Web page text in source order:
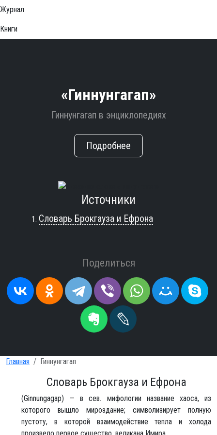
Журнал
Книги
«Гиннунгагап»
Гиннунгагап в энциклопедиях
Подробнее
Источники
Словарь Брокгауза и Ефрона
Поделиться
Главная Гиннунгагап
Словарь Брокгауза и Ефрона
(Ginnungagap) — в сев. мифологии название хаоса, из
которого вышло мироздание; символизирует полную
пустоту, в которой взаимодействие тепла и холода